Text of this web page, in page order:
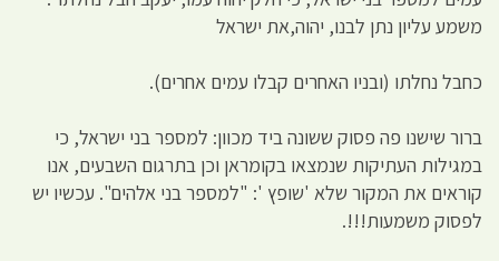
משמע עליון נתן לבנו, יהוה,את ישראל
כחבל נחלתו (ובניו האחרים קבלו עמים אחרים).
ברור שישנו פה פסוק ששונה ביד מכוון: למספר בני ישראל, כי
במגילות העתיקות שנמצאו בקומראן וכן בתרגום השבעים, אנו
קוראים את המקור שלא 'שופץ ': "למספר בני אלהים". עכשיו יש
לפסוק משמעות!!!.